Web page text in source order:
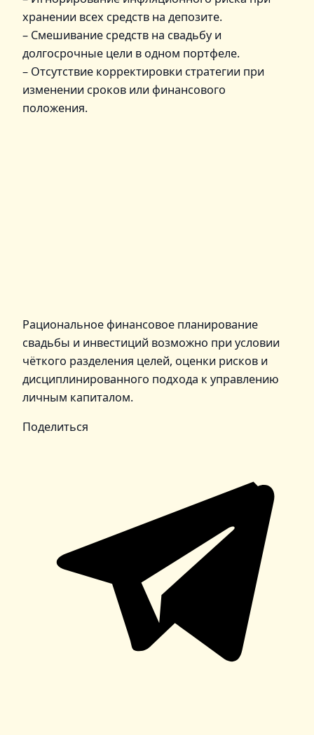
хранении всех средств на депозите.
– Смешивание средств на свадьбу и
долгосрочные цели в одном портфеле.
– Отсутствие корректировки стратегии при
изменении сроков или финансового
положения.
Рациональное финансовое планирование
свадьбы и инвестиций возможно при условии
чёткого разделения целей, оценки рисков и
дисциплинированного подхода к управлению
личным капиталом.
Поделиться